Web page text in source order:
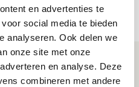
en advertenties te
social media te bieden
analyseren. Ook delen we
onze site met onze
en analyse. Deze
combineren met andere
eenvoudig opzij en
naar Dublin